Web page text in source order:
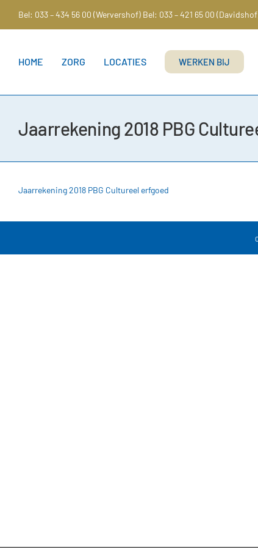
inhoud
Bel: 033 – 434 56 00 (Wervershof) Bel: 033 – 421 65 00
HOME ZORG LOCATIES WERKEN BIJ
Jaarrekening 2018 PBG
Jaarrekening 2018 PBG Cultureel erfgoed